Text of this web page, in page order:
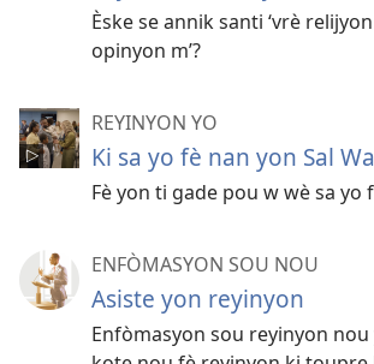
Èske se annik santi ‘vrè
opinyon m’?
REYINYON YO
Ki sa yo fè nan yon Sal
Fè yon ti gade pou w wè sa yo
ENFÒMASYON SOU NOU
Asiste yon reyinyon
Enfòmasyon sou reyinyon nou